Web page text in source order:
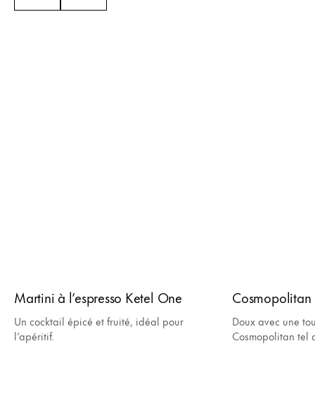
Martini à l’espresso Ketel One
Un cocktail épicé et fruité, idéal pour
l’apéritif.
Cosmopolitan
Doux avec une
Cosmopolitan tel